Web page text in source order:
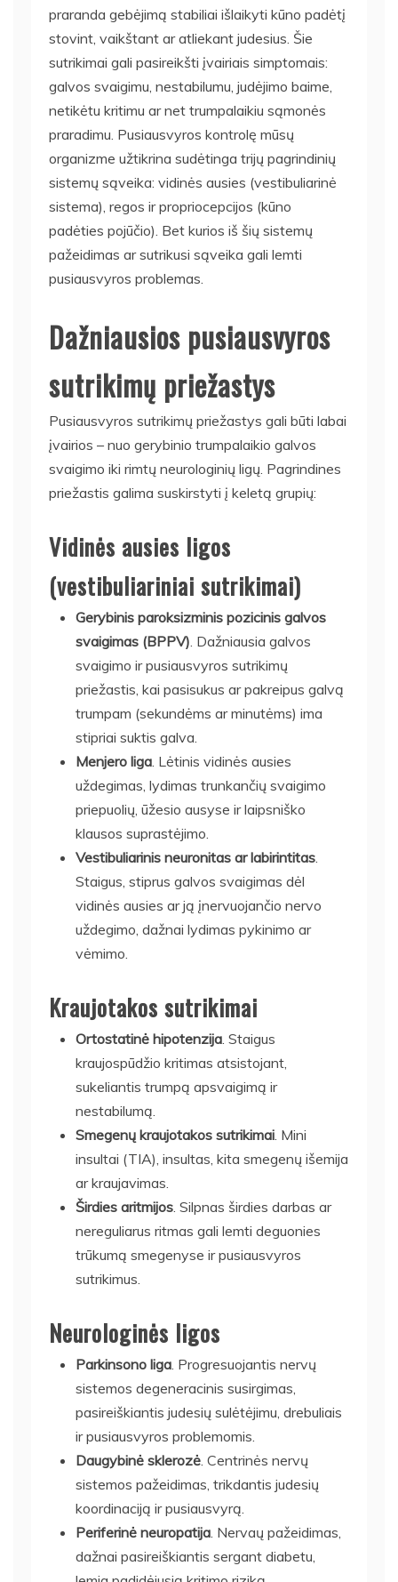
praranda gebėjimą stabiliai išlaikyti kūno padėtį
stovint, vaikštant ar atliekant judesius. Šie
sutrikimai gali pasireikšti įvairiais simptomais:
galvos svaigimu, nestabilumu, judėjimo baime,
netikėtu kritimu ar net trumpalaikiu sąmonės
praradimu. Pusiausvyros kontrolę mūsų
organizme užtikrina sudėtinga trijų pagrindinių
sistemų sąveika: vidinės ausies (vestibuliarinė
sistema), regos ir propriocepcijos (kūno
padėties pojūčio). Bet kurios iš šių sistemų
pažeidimas ar sutrikusi sąveika gali lemti
pusiausvyros problemas.
Dažniausios pusiausvyros
sutrikimų priežastys
Pusiausvyros sutrikimų priežastys gali būti labai
įvairios – nuo gerybinio trumpalaikio galvos
svaigimo iki rimtų neurologinių ligų. Pagrindines
priežastis galima suskirstyti į keletą grupių:
Vidinės ausies ligos
(vestibuliariniai sutrikimai)
Gerybinis paroksizminis pozicinis galvos
svaigimas (BPPV) . Dažniausia galvos
svaigimo ir pusiausvyros sutrikimų
priežastis, kai pasisukus ar pakreipus galvą
trumpam (sekundėms ar minutėms) ima
stipriai suktis galva.
Menjero liga . Lėtinis vidinės ausies
uždegimas, lydimas trunkančių svaigimo
priepuolių, ūžesio ausyse ir laipsniško
klausos suprastėjimo.
Vestibuliarinis neuronitas ar labirintitas
Staigus, stiprus galvos svaigimas dėl
vidinės ausies ar ją įnervuojančio nervo
uždegimo, dažnai lydimas pykinimo ar
vėmimo.
Kraujotakos sutrikimai
Ortostatinė hipotenzija . Staigus
kraujospūdžio kritimas atsistojant,
sukeliantis trumpą apsvaigimą ir
nestabilumą.
Smegenų kraujotakos sutrikimai . Mini
insultai (TIA), insultas, kita smegenų išemija
ar kraujavimas.
Širdies aritmijos . Silpnas širdies darbas ar
nereguliarus ritmas gali lemti deguonies
trūkumą smegenyse ir pusiausvyros
sutrikimus.
Neurologinės ligos
Parkinsono liga . Progresuojantis nervų
sistemos degeneracinis susirgimas,
pasireiškiantis judesių sulėtėjimu, drebuliais
ir pusiausvyros problemomis.
Daugybinė sklerozė . Centrinės nervų
sistemos pažeidimas, trikdantis judesių
koordinaciją ir pusiausvyrą.
Periferinė neuropatija . Nervaų pažeidimas,
dažnai pasireiškiantis sergant diabetu,